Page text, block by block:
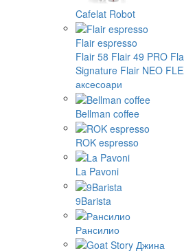
Cafelat Robot
Flair espresso
Flair 58 Flair 49 PRO
Signature Flair NEO
аксесоари
Bellman coffee
ROK espresso
La Pavoni
9Barista
Рансилио